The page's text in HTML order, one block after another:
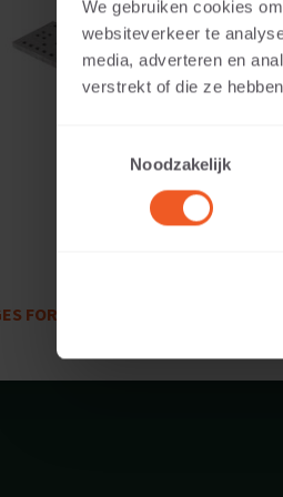
We gebruiken cookies
websiteverkeer te
media, adverteren en
verstrekt of die ze
Noodzakelijk
Verfügbare
Anwendbar
FORMAT